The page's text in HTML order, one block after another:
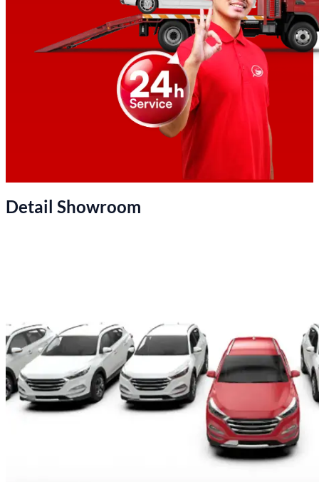
Detail Showroom